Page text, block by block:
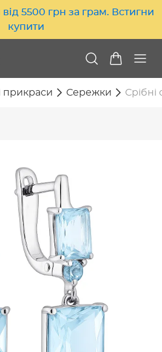
5500 грн за грам. Встигни
купити
прикраси Сережки